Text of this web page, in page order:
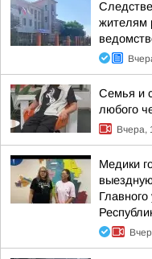
жителям
Семья и
любого
Вчера,
Медики